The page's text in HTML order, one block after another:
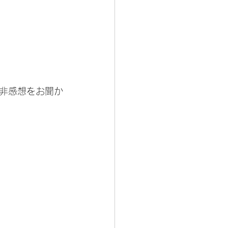
感想をお聞か